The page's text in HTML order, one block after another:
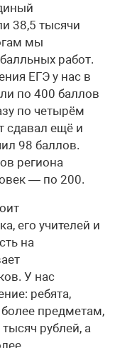
38,5 тысячи
мы
работ.
ЕГЭ у нас в
по 400 баллов
по четырём
сдавал ещё и
98 баллов.
региона
— по 200.
его учителей и
на
У нас
ребята,
предметам,
рублей, а